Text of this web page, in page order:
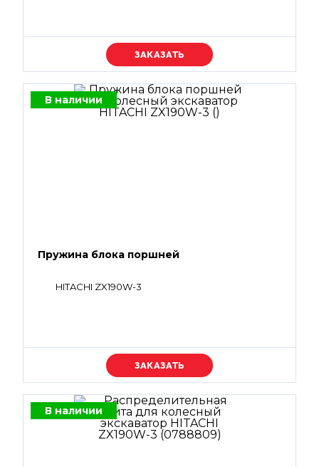
Уточняйте цену
В наличии
Пружина блока поршней
HITACHI ZX190W-3
Уточняйте цену
В наличии